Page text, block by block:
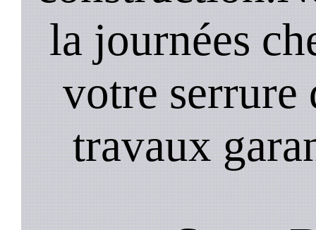
la journées
votre serrure
travaux